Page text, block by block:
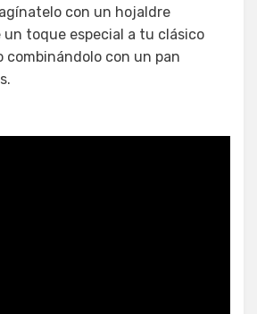
con un hojaldre
un toque especial a tu clásico
combinándolo con un pan